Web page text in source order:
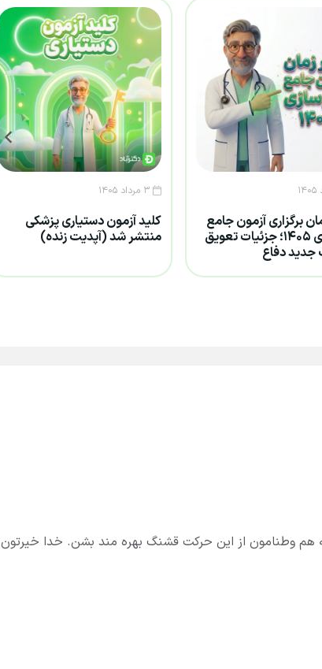
برگزاری آزمون جامع
داروسازی ۱۴۰۵؛ جزئیات تعویق
دفاع
۳ مرداد ۱۴۰۵
کلید آزمون دستیاری پزشکی
منتشر شد (آپدیت زنده)
هم وطنامون از این حرکت قشنگ بهره مند بشن. خدا خیرتون